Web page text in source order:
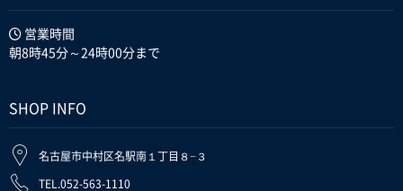
営業時間
朝8時45分～24時00分まで
SHOP INFO
名古屋市中村区名駅南１丁目８−３
TEL.052-563-1110